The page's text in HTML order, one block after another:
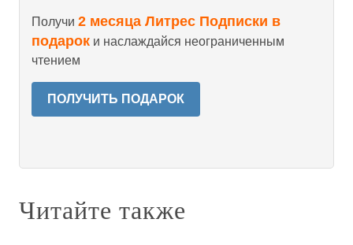
Получи 2 месяца Литрес Подписки в
подарок и наслаждайся неограниченным
чтением
ПОЛУЧИТЬ ПОДАРОК
Читайте также